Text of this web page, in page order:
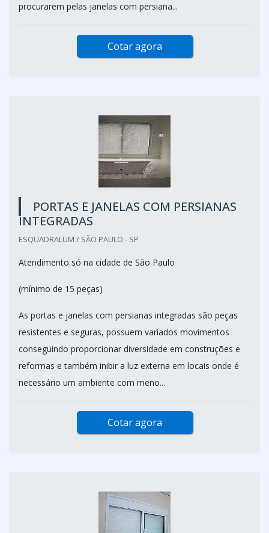
procurarem pelas janelas com persiana...
Cotar agora
PORTAS E JANELAS COM PERSIANAS
INTEGRADAS
ESQUADRALUM / SÃO PAULO - SP
Atendimento só na cidade de São Paulo
(mínimo de 15 peças)
As portas e janelas com persianas integradas são peças
resistentes e seguras, possuem variados movimentos
conseguindo proporcionar diversidade em construções e
reformas e também inibir a luz externa em locais onde é
necessário um ambiente com meno...
Cotar agora